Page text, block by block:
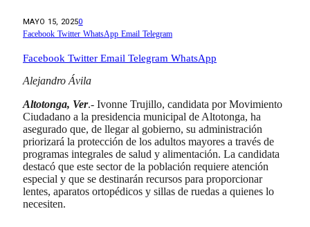
MAYO 15, 20250
Facebook Twitter WhatsApp Email Telegram
Facebook Twitter Email Telegram WhatsApp
Alejandro Ávila
Altotonga, Ver.- Ivonne Trujillo, candidata por Movimiento
Ciudadano a la presidencia municipal de Altotonga, ha
asegurado que, de llegar al gobierno, su administración
priorizará la protección de los adultos mayores a través de
programas integrales de salud y alimentación. La candidata
destacó que este sector de la población requiere atención
especial y que se destinarán recursos para proporcionar
lentes, aparatos ortopédicos y sillas de ruedas a quienes lo
necesiten.